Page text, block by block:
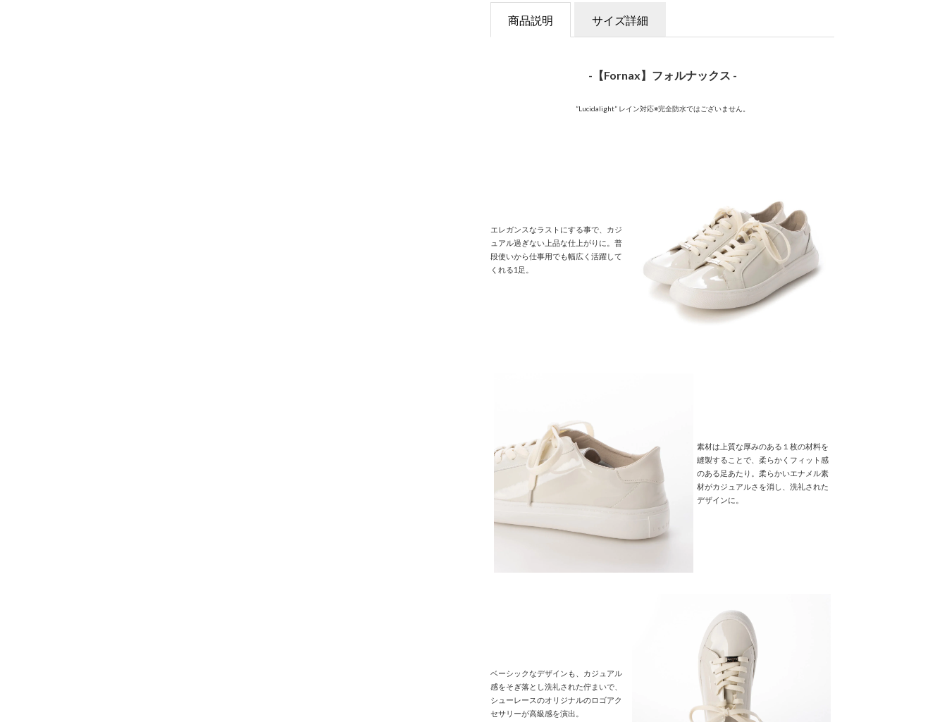
商品説明 サイズ詳細
-【Fornax】フォルナックス -
”Lucidalight” レイン対応※完全防水ではございません。
エレガンスなラストにする事で、カジ
ュアル過ぎない上品な仕上がりに。普
段使いから仕事用でも幅広く活躍して
くれる1足。
素材は上質な厚みのある１枚の材料を
縫製することで、柔らかくフィット感
のある足あたり。柔らかいエナメル素
材がカジュアルさを消し、洗礼された
デザインに。
ベーシックなデザインも、カジュアル
感をそぎ落とし洗礼された佇まいで、
シューレースのオリジナルのロゴアク
セサリーが高級感を演出。